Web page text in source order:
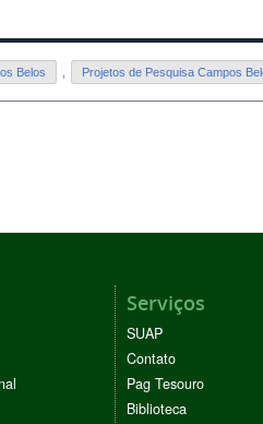
Belos Projetos de Pesquisa Campos
Serviços
SUAP
Contato
Pag Tesouro
Biblioteca